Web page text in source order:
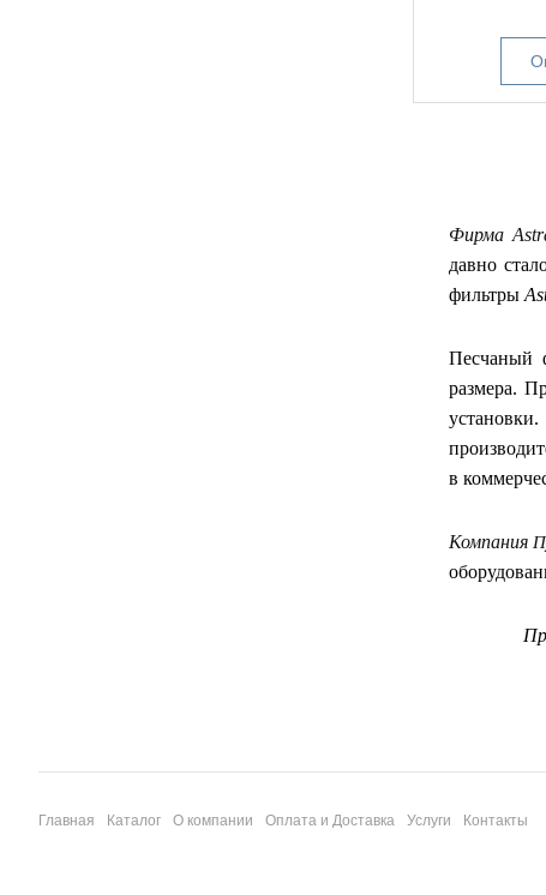
Фирма
давно
фильтры
Песчаный
размера.
в
Компания
Главная Каталог О компании Оплата и Доставка Услуги Контакты